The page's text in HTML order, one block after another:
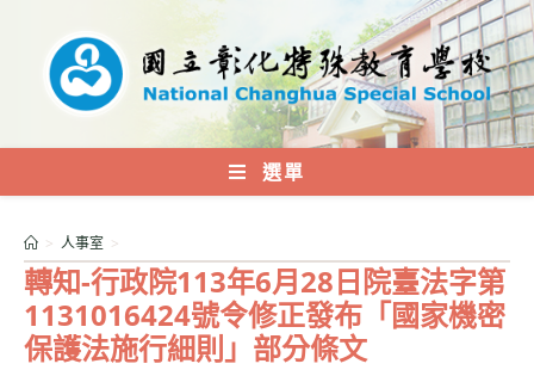
內
選單
轉知-行政院113年6月28日院臺法字第
1131016424號令修正發布「國家機密
保護法施行細則」部分條文
> 人事室 >